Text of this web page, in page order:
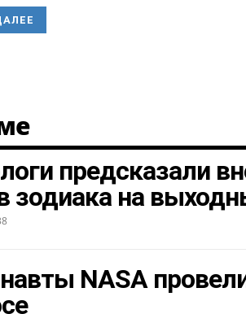
предсказали
зодиака на
NASA